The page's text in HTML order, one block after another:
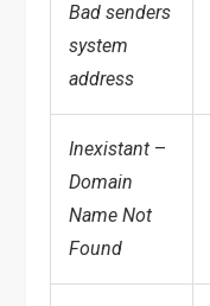
Bad senders
system
address
Inexistant –
Domain
Name Not
Found